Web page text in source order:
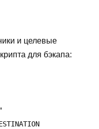
и целевые
для бэкапа: